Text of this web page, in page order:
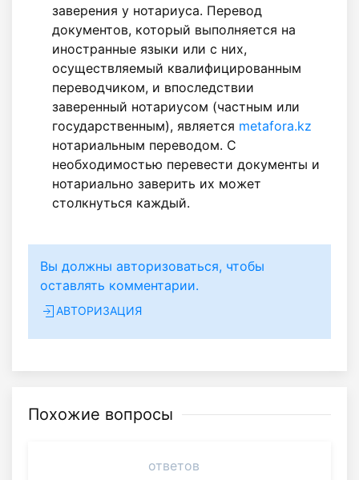
заверения у нотариуса. Перевод
документов, который выполняется на
иностранные языки или с них,
осуществляемый квалифицированным
переводчиком, и впоследствии
заверенный нотариусом (частным или
государственным), является metafora.kz
нотариальным переводом. С
необходимостью перевести документы и
нотариально заверить их может
столкнуться каждый.
Вы должны авторизоваться, чтобы
оставлять комментарии.
АВТОРИЗАЦИЯ
Похожие вопросы
ответов